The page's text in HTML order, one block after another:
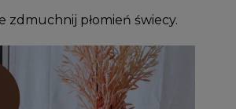
zdmuchnij płomień świecy.